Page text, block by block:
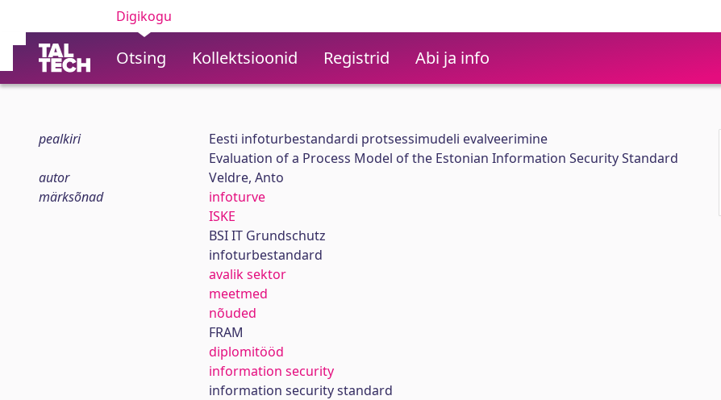
Digikogu
Otsing Kollektsioonid Registrid Abi ja info
pealkiri
Eesti infoturbestandardi protsessimudeli evalveerimine
Evaluation of a Process Model of the Estonian Information Security Standard
autor
Veldre, Anto
märksõnad
infoturve
ISKE
BSI IT Grundschutz
infoturbestandard
avalik sektor
meetmed
nõuded
FRAM
diplomitööd
information security
information security standard